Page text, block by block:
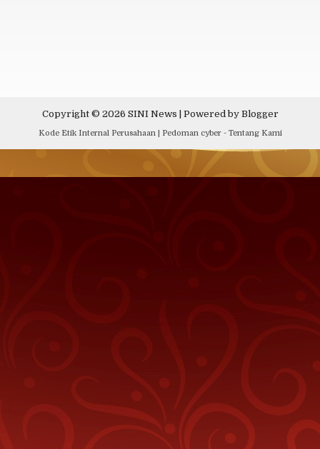
Copyright © 2026 SINI News | Powered by Blogger
Kode Etik Internal Perusahaan| Pedoman cyber- Tentang Kami